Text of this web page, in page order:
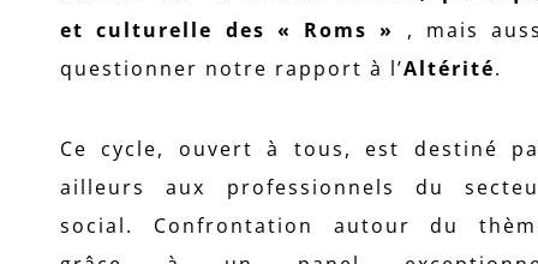
et culturelle des « Roms » , mais
questionner notre rapport à l’Altérité.
Ce cycle, ouvert à tous, est destiné
ailleurs aux professionnels du
social. Confrontation autour du